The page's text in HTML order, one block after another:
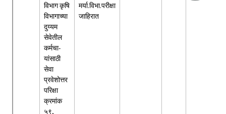
विभाग कृषि
विभागाच्या
दुय्यम
सेवेतील
कर्मचा-
यांसाठी
सेवा
प्रवेशोत्तर
परिक्षा
क्रमांक
५९,
मर्या.विभा.परीक्षा
जाहिरात